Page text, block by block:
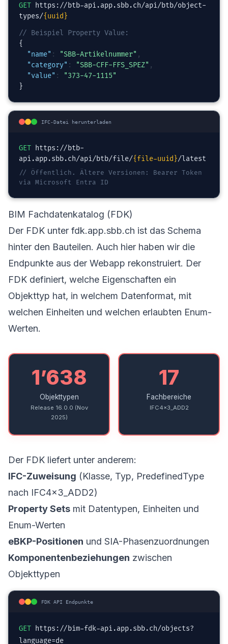
GET https://btb-api.app.sbb.ch/api/btb/object-
types/{uuid}
// Beispiel Property Value:
{
"name" : "SBB-Artikelnummer" ,
"category" : "SBB-CFF-FFS_SPEZ" ,
"value" :
"373-47-1115"
}
IFC-Datei herunterladen
GET https://btb-
api.app.sbb.ch/api/btb/file/{file-uuid}/latest
// Öffentlich. Ältere Versionen: Bearer Token
via Microsoft Entra ID
BIM Fachdatenkatalog (FDK)
Der FDK unter fdk.app.sbb.ch ist das Schema
hinter den Bauteilen. Auch hier haben wir die
Endpunkte aus der Webapp rekonstruiert. Der
FDK definiert, welche Eigenschaften ein
Objekttyp hat, in welchem Datenformat, mit
welchen Einheiten und welchen erlaubten Enum-
Werten.
1’638
Objekttypen
Release 16.0.0 (Nov
2025)
17
Fachbereiche
IFC4x3_ADD2
Der FDK liefert unter anderem:
IFC-Zuweisung (Klasse, Typ, PredefinedType
nach IFC4x3_ADD2)
Property Sets mit Datentypen, Einheiten und
Enum-Werten
eBKP-Positionen und SIA-Phasenzuordnungen
Komponentenbeziehungen zwischen
Objekttypen
FDK API Endpunkte
GET https://bim-fdk-api.app.sbb.ch/objects?
language=de